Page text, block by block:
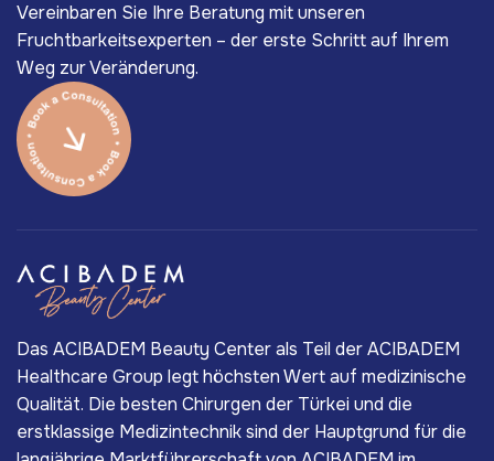
Vereinbaren Sie Ihre Beratung mit unseren
Fruchtbarkeitsexperten – der erste Schritt auf Ihrem
Weg zur Veränderung.
Das ACIBADEM Beauty Center als Teil der ACIBADEM
Healthcare Group legt höchsten Wert auf medizinische
Qualität. Die besten Chirurgen der Türkei und die
erstklassige Medizintechnik sind der Hauptgrund für die